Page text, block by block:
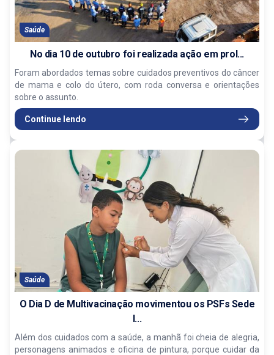
Saúde
No dia 10 de outubro foi realizada ação em prol...
Foram abordados temas sobre cuidados preventivos do câncer
de mama e colo do útero, com roda conversa e orientações
sobre o assunto.
Continue lendo
Saúde
O Dia D de Multivacinação movimentou os PSFs Sede
I...
Além dos cuidados com a saúde, a manhã foi cheia de alegria,
personagens animados e oficina de pintura, porque cuidar da